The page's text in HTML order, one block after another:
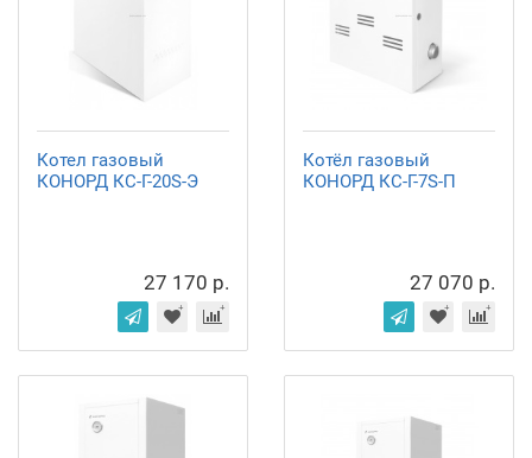
Котел газовый
КОНОРД КС-Г-20S-Э
27 170 р.
Котёл газовый
КОНОРД КС-Г-7S-П
27 070 р.